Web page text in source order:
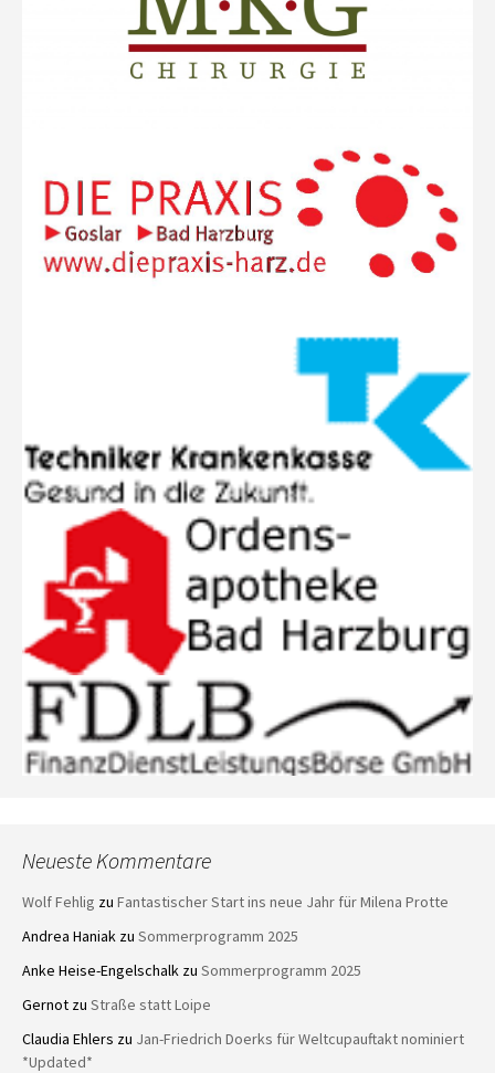
Neueste Kommentare
Wolf Fehlig zu Fantastischer Start ins neue Jahr für Milena Protte
Andrea Haniak zu Sommerprogramm 2025
Anke Heise-Engelschalk zu Sommerprogramm 2025
Gernot zu Straße statt Loipe
Claudia Ehlers zu Jan-Friedrich Doerks für Weltcupauftakt nominiert
*Updated*